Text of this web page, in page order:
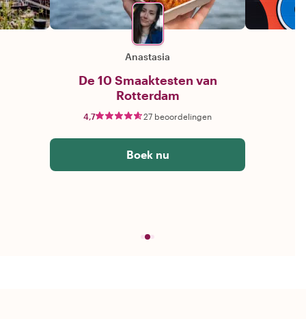
Anastasia
De 10 Smaaktesten van
Rotterdam
4,7 27 beoordelingen
Boek nu